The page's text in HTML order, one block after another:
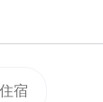
宿